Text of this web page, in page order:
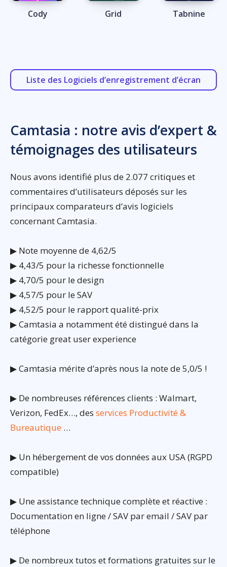
Cody Grid Tabnine
Liste des Logiciels d’enregistrement d’écran
Camtasia : notre avis d’expert &
témoignages des utilisateurs
Nous avons identifié plus de 2.077 critiques et
commentaires d’utilisateurs déposés sur les
principaux comparateurs d’avis logiciels
concernant Camtasia.
▶ Note moyenne de 4,62/5
▶ 4,43/5 pour la richesse fonctionnelle
▶ 4,70/5 pour le design
▶ 4,57/5 pour le SAV
▶ 4,52/5 pour le rapport qualité-prix
▶ Camtasia a notamment été distingué dans la
catégorie great user experience
▶ Camtasia mérite d’après nous la note de 5,0/5 !
▶ De nombreuses références clients : Walmart,
Verizon, FedEx…, des services Productivité &
Bureautique …
▶ Un hébergement de vos données aux USA (RGPD
compatible)
▶ Une assistance technique complète et réactive :
Documentation en ligne / SAV par email / SAV par
téléphone
▶ De nombreux tutos et formations gratuites sur le